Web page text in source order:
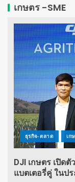
เกษตร -SME
ธุรกิจ-ตลาด เก
DJI เกษตร เปิด
แบตเตอรี่คู่ ในป